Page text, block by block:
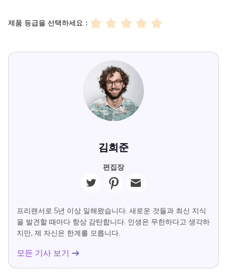
제품 등급을 선택하세요：
김희준
편집장
프리랜서로 5년 이상 일해왔습니다. 새로운 것들과 최신 지식
을 발견할 때마다 항상 감탄합니다. 인생은 무한하다고 생각하
지만, 제 자신은 한계를 모릅니다.
모든 기사 보기